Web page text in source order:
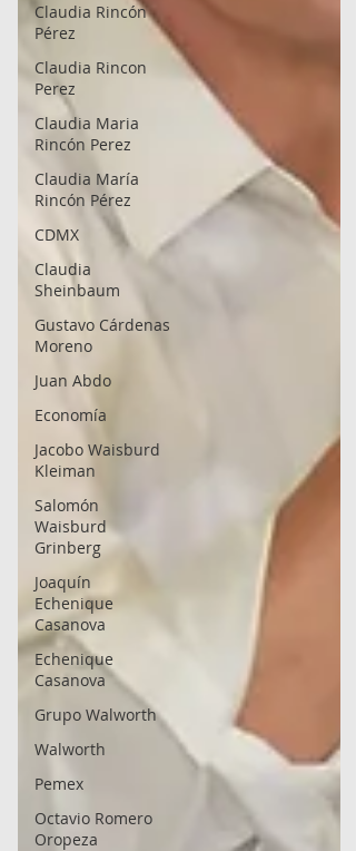
Claudia Rincón
Pérez
Claudia Rincon
Perez
Claudia Maria
Rincón Perez
Claudia María
Rincón Pérez
CDMX
Claudia
Sheinbaum
Gustavo Cárdenas
Moreno
Juan Abdo
Economía
Jacobo Waisburd
Kleiman
Salomón
Waisburd
Grinberg
Joaquín
Echenique
Casanova
Echenique
Casanova
Grupo Walworth
Walworth
Pemex
Octavio Romero
Oropeza